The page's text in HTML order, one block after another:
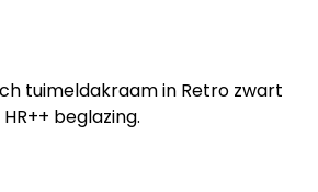
tuimeldakraam in Retro zwart
beglazing.